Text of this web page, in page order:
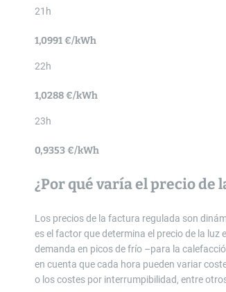
21h
1,0991 €/kWh
22h
1,0288 €/kWh
23h
0,9353 €/kWh
¿Por qué varía el precio de
Los precios de la factura regulada son
es el factor que determina el precio de la
demanda en picos de frío –para la
en cuenta que cada hora pueden variar
o los costes por interrumpibilidad, entre